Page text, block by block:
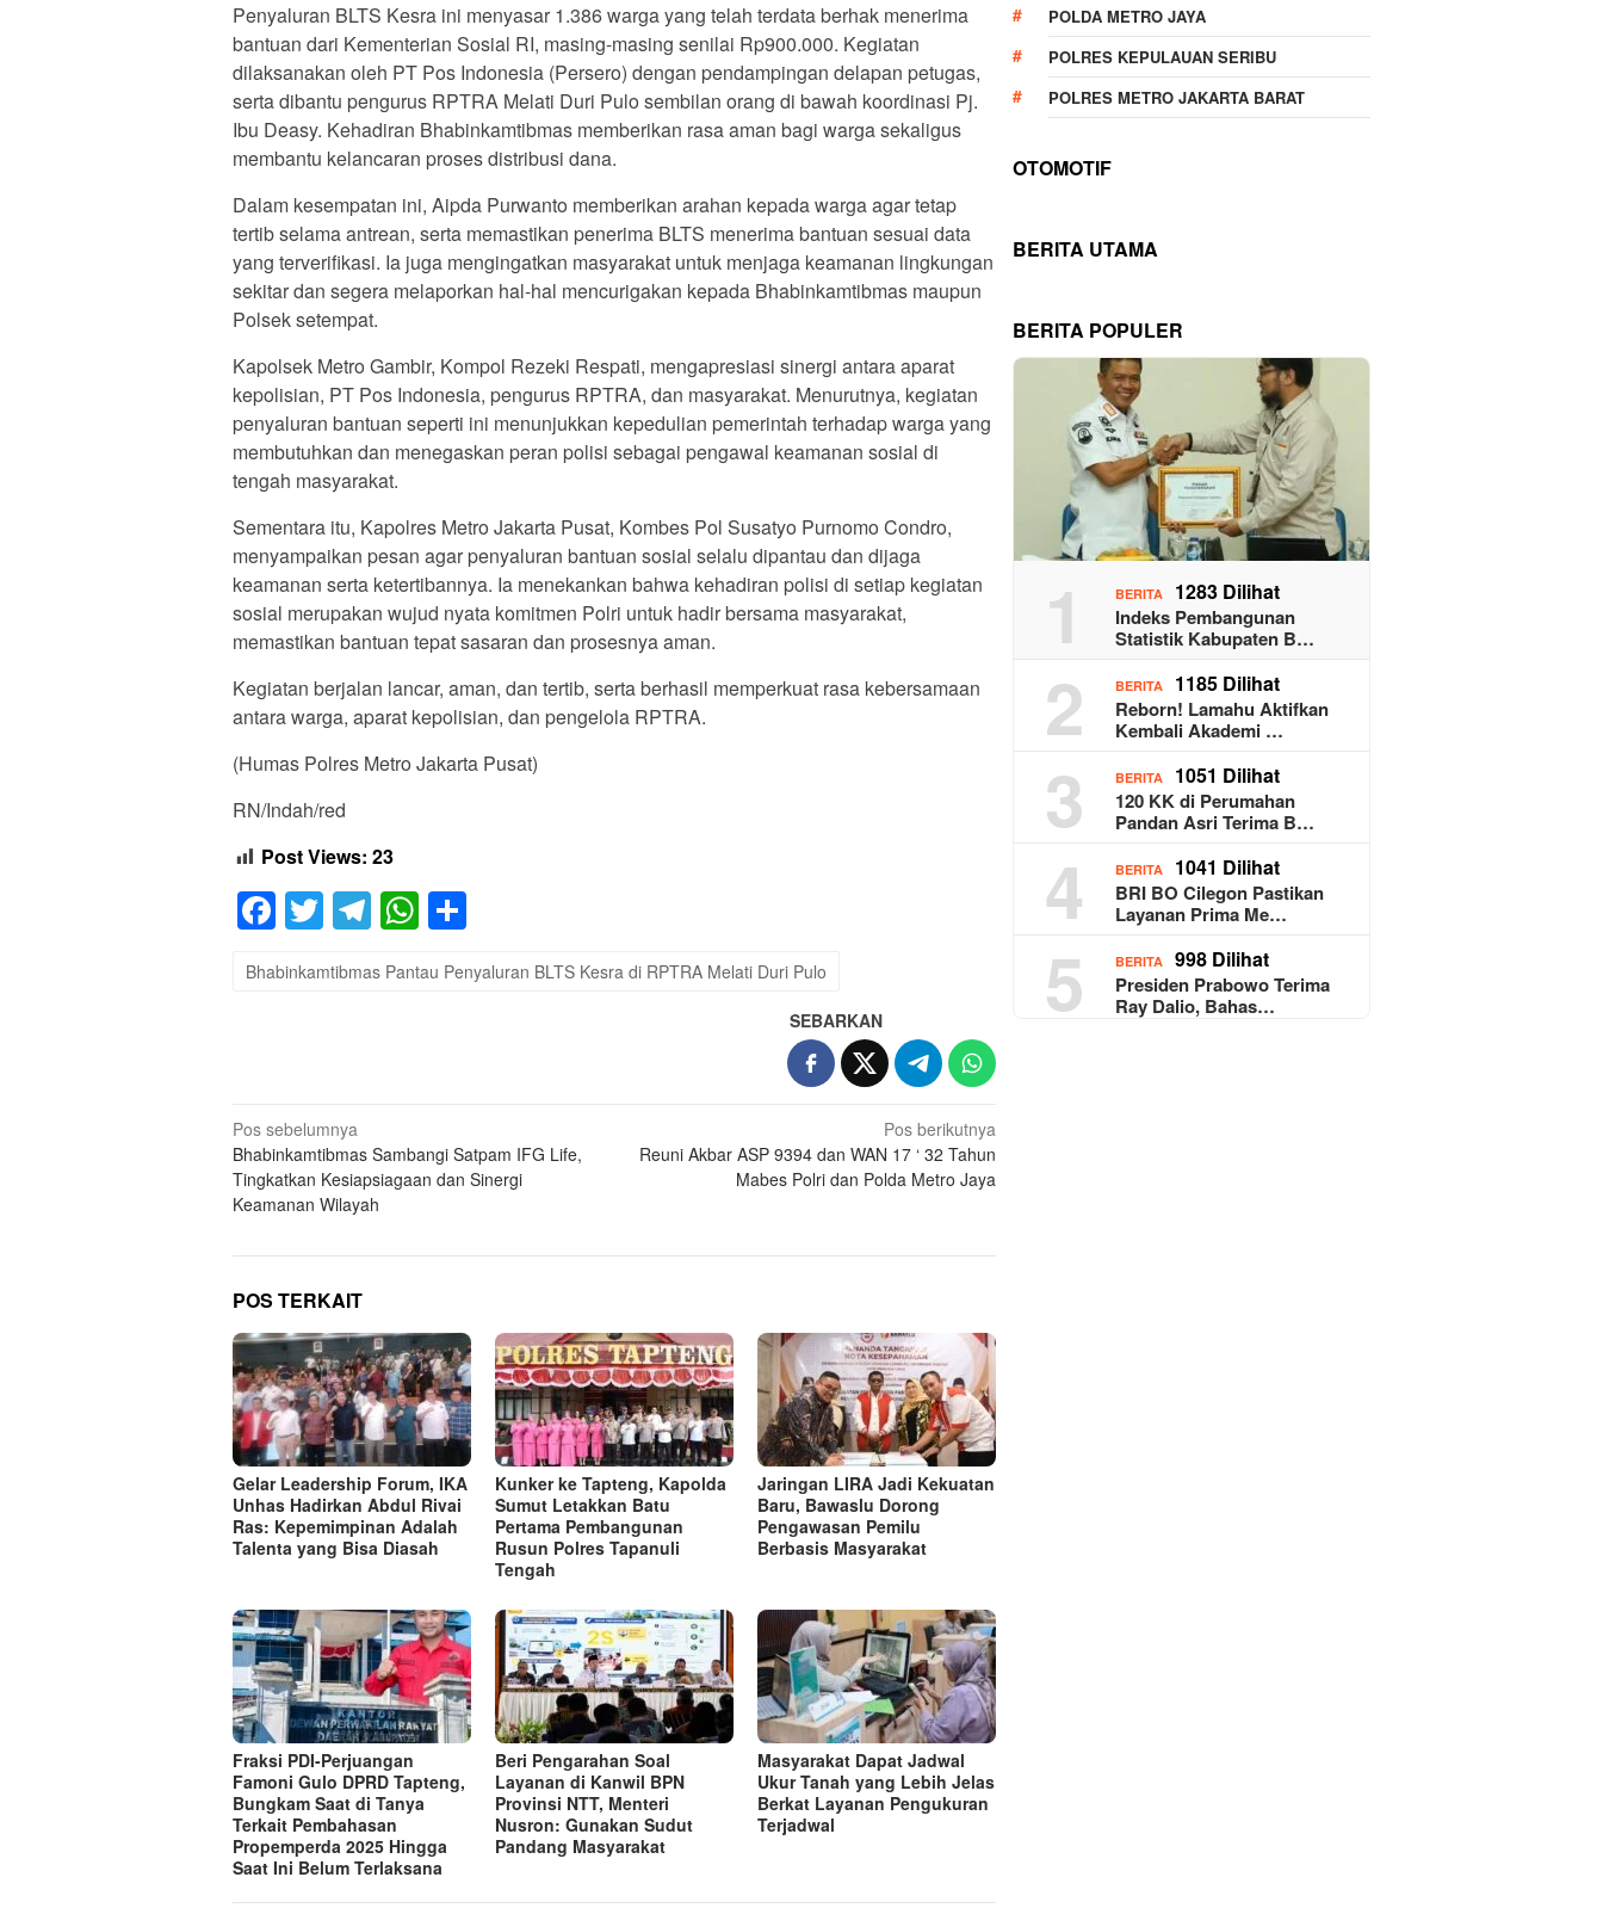
Penyaluran BLTS Kesra ini menyasar 1.386 warga yang telah terdata berhak menerima
bantuan dari Kementerian Sosial RI, masing-masing senilai Rp900.000. Kegiatan
dilaksanakan oleh PT Pos Indonesia (Persero) dengan pendampingan delapan petugas,
serta dibantu pengurus RPTRA Melati Duri Pulo sembilan orang di bawah koordinasi Pj.
Ibu Deasy. Kehadiran Bhabinkamtibmas memberikan rasa aman bagi warga sekaligus
membantu kelancaran proses distribusi dana.
Dalam kesempatan ini, Aipda Purwanto memberikan arahan kepada warga agar tetap
tertib selama antrean, serta memastikan penerima BLTS menerima bantuan sesuai data
yang terverifikasi. Ia juga mengingatkan masyarakat untuk menjaga keamanan lingkungan
sekitar dan segera melaporkan hal-hal mencurigakan kepada Bhabinkamtibmas maupun
Polsek setempat.
Kapolsek Metro Gambir, Kompol Rezeki Respati, mengapresiasi sinergi antara aparat
kepolisian, PT Pos Indonesia, pengurus RPTRA, dan masyarakat. Menurutnya, kegiatan
penyaluran bantuan seperti ini menunjukkan kepedulian pemerintah terhadap warga yang
membutuhkan dan menegaskan peran polisi sebagai pengawal keamanan sosial di
tengah masyarakat.
Sementara itu, Kapolres Metro Jakarta Pusat, Kombes Pol Susatyo Purnomo Condro,
menyampaikan pesan agar penyaluran bantuan sosial selalu dipantau dan dijaga
keamanan serta ketertibannya. Ia menekankan bahwa kehadiran polisi di setiap kegiatan
sosial merupakan wujud nyata komitmen Polri untuk hadir bersama masyarakat,
memastikan bantuan tepat sasaran dan prosesnya aman.
Kegiatan berjalan lancar, aman, dan tertib, serta berhasil memperkuat rasa kebersamaan
antara warga, aparat kepolisian, dan pengelola RPTRA.
(Humas Polres Metro Jakarta Pusat)
RN/Indah/red
Post Views: 23
Facebook
TwitterTelegram
WhatsApp
Bhabinkamtibmas Pantau Penyaluran BLTS Kesra di RPTRA Melati Duri Pulo
SEBARKAN
Navigasi
pos
Pos sebelumnya
Bhabinkamtibmas Sambangi Satpam IFG Life,
Tingkatkan Kesiapsiagaan dan Sinergi
Keamanan Wilayah
Pos berikutnya
Reuni Akbar ASP 9394 dan WAN 17 ‘ 32 Tahun
Mabes Polri dan Polda Metro Jaya
POS TERKAIT
Gelar Leadership Forum, IKA
Unhas Hadirkan Abdul Rivai
Ras: Kepemimpinan Adalah
Talenta yang Bisa Diasah
Kunker ke Tapteng, Kapolda
Sumut Letakkan Batu
Pertama Pembangunan
Rusun Polres Tapanuli
Tengah
Jaringan LIRA Jadi Kekuatan
Baru, Bawaslu Dorong
Pengawasan Pemilu
Berbasis Masyarakat
Fraksi PDI-Perjuangan
Famoni Gulo DPRD Tapteng,
Bungkam Saat di Tanya
Terkait Pembahasan
Propemperda 2025 Hingga
Saat Ini Belum Terlaksana
Beri Pengarahan Soal
Layanan di Kanwil BPN
Provinsi NTT, Menteri
Nusron: Gunakan Sudut
Pandang Masyarakat
Masyarakat Dapat Jadwal
Ukur Tanah yang Lebih Jelas
Berkat Layanan Pengukuran
Terjadwal
POLDA METRO JAYA
POLRES KEPULAUAN SERIBU
POLRES METRO JAKARTA BARAT
OTOMOTIF
BERITA UTAMA
BERITA POPULER
1 BERITA 1283 Dilihat
Indeks Pembangunan
Statistik Kabupaten B…
2 BERITA 1185 Dilihat
Reborn! Lamahu Aktifkan
Kembali Akademi …
3 BERITA 1051 Dilihat
120 KK di Perumahan
Pandan Asri Terima B…
4 BERITA 1041 Dilihat
BRI BO Cilegon Pastikan
Layanan Prima Me…
5 BERITA 998 Dilihat
Presiden Prabowo Terima
Ray Dalio, Bahas…